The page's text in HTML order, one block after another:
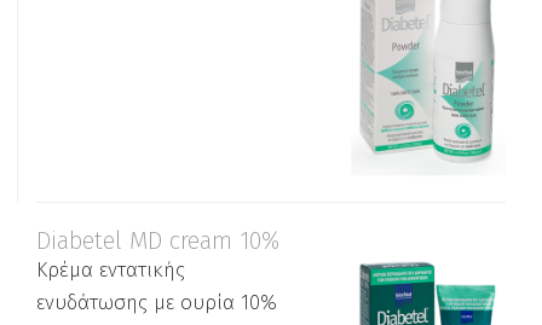
Diabetel MD cream 10%
Κρέμα εντατικής
ενυδάτωσης με ουρία 10%